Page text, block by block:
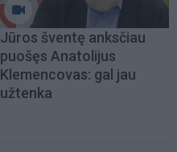
Jūros šventę anksčiau
puošęs Anatolijus
Klemencovas: gal jau
užtenka